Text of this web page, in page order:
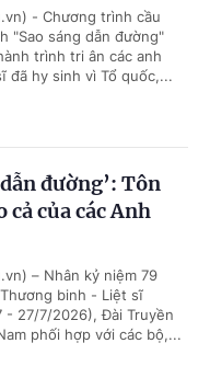
- Chương trình cầu
"Sao sáng dẫn đường"
trình tri ân các anh
đã hy sinh vì Tổ quốc,...
đường’: Tôn
của các Anh
– Nhân kỷ niệm 79
binh - Liệt sĩ
- 27/7/2026), Đài Truyền
phối hợp với các bộ,...